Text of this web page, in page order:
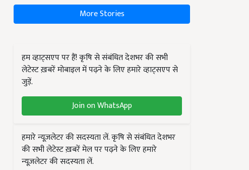
More Stories
हम व्हाट्सएप पर हैं! कृषि से संबंधित देशभर की सभी
लेटेस्ट ख़बरें मोबाइल में पढ़ने के लिए हमारे व्हाट्सएप से
जुड़ें.
Join on WhatsApp
हमारे न्यूज़लेटर की सदस्यता लें. कृषि से संबंधित देशभर
की सभी लेटेस्ट ख़बरें मेल पर पढ़ने के लिए हमारे
न्यूज़लेटर की सदस्यता लें.